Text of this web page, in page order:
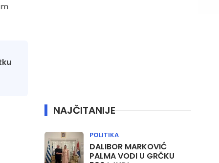
NAJČITANIJE
DALIBOR MARKOVIĆ
PALMA VODI U GRČKU
POLITIKA